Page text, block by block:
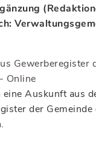
Gewerberegister
Online
eine Auskunft aus
der Gemeinde